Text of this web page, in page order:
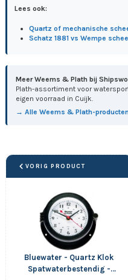
Lees ook:
Quartz of mechanische
Schatz 1881 vs Wempe
Meer Weems & Plath bij
Plath-assortiment voor
eigen voorraad in Cuijk.
→ Alle Weems & Plath-
VORIG PRODUCT
Bluewater - Quartz Klok
Spatwaterbestendig -